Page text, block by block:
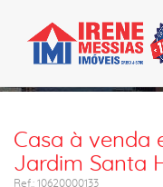
Ficha do
Casa à venda
Jardim Santa
Ref.: 10620000133